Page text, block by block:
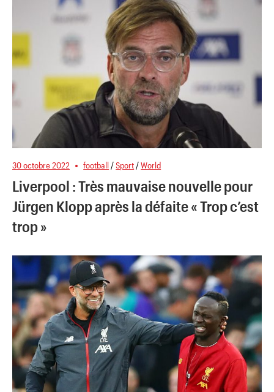
30 octobre 2022 football/Sport/World
Liverpool : Très mauvaise nouvelle pour
Jürgen Klopp après la défaite « Trop c’est
trop »